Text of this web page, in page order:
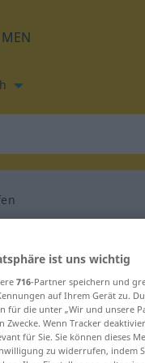
für
ist uns wichtig
716-Partner speichern und
auf Ihrem Gerät zu.
für die unter „Wir und unsere
Zwecke. Wenn Tracker
für Sie. Sie können dieses
zu widerrufen, indem